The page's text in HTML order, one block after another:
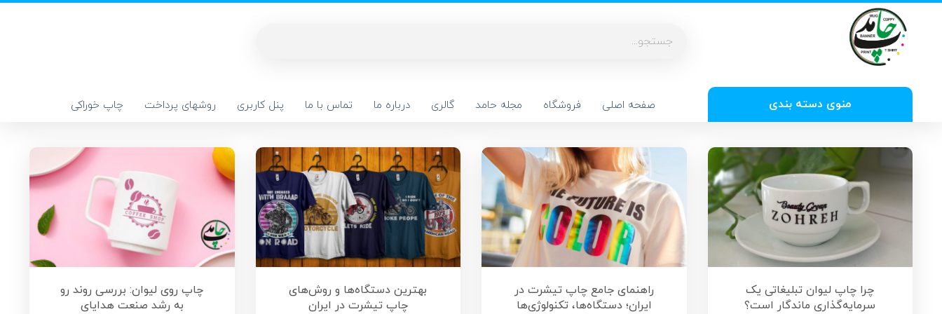
منوی دسته بندی صفحه اصلی فروشگاه مجله حامد گالری درباره ما تماس با ما پنل کاربری روشهای پرداخت چاپ خوراکی
چرا چاپ لیوان تبلیغاتی یک
سرمایه‌گذاری ماندگار است؟
راهنمای جامع چاپ تیشرت در
ایران؛ دستگاه‌ها، تکنولوژی‌ها
بهترین دستگاه‌ها و روش‌های
چاپ تیشرت در ایران
چاپ روی لیوان: بررسی روند رو
به رشد صنعت هدایای